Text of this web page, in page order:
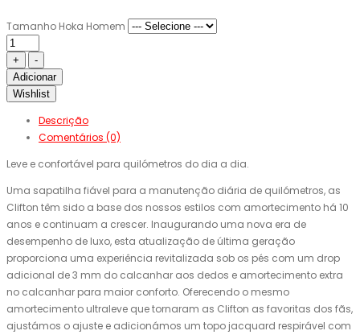
Tamanho Hoka Homem
Adicionar
Wishlist
Descrição
Comentários (0)
Leve e confortável para quilómetros do dia a dia.
Uma sapatilha fiável para a manutenção diária de quilómetros, as
Clifton têm sido a base dos nossos estilos com amortecimento há 10
anos e continuam a crescer. Inaugurando uma nova era de
desempenho de luxo, esta atualização de última geração
proporciona uma experiência revitalizada sob os pés com um drop
adicional de 3 mm do calcanhar aos dedos e amortecimento extra
no calcanhar para maior conforto. Oferecendo o mesmo
amortecimento ultraleve que tornaram as Clifton as favoritas dos fãs,
ajustámos o ajuste e adicionámos um topo jacquard respirável com